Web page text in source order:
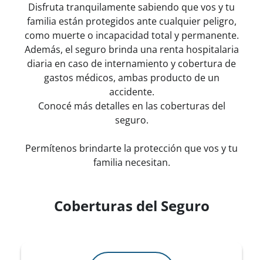
Disfruta tranquilamente sabiendo que vos y tu
familia están protegidos ante cualquier peligro,
como muerte o incapacidad total y permanente.
Además, el seguro brinda una renta hospitalaria
diaria en caso de internamiento y cobertura de
gastos médicos, ambas producto de un
accidente.
Conocé más detalles en las coberturas del
seguro.
Permítenos brindarte la protección que vos y tu
familia necesitan.
Coberturas del Seguro